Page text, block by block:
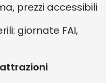
prezzi accessibili
giornate FAI,